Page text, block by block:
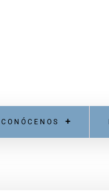
CONÓCENOS